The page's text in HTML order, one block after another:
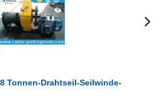
Tonnen-Drahtseil-Seilwinde-